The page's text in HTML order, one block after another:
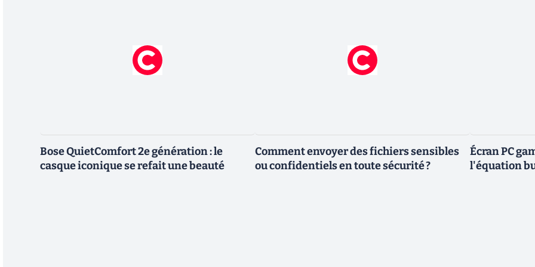
Bose QuietComfort 2e génération : le
casque iconique se refait une beauté
Comment envoyer des fichiers sensibles
ou confidentiels en toute sécurité ?
Écran PC
l'équation